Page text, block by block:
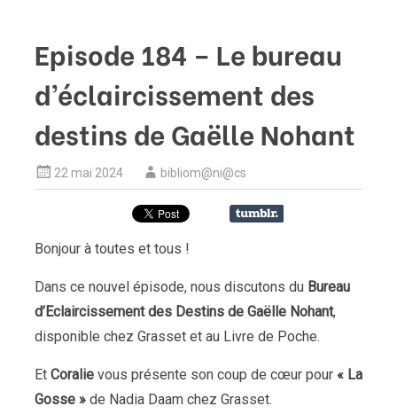
Episode 184 – Le bureau
d’éclaircissement des
destins de Gaëlle Nohant
22 mai 2024 bibliom@ni@cs
Bonjour à toutes et tous !
Dans ce nouvel épisode, nous discutons du Bureau
d’Eclaircissement des Destins de Gaëlle Nohant,
disponible chez Grasset et au Livre de Poche.
Et Coralievous présente son coup de cœur pour « La
Gosse » de Nadia Daam chez Grasset.